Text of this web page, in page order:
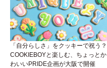
「自分らしさ」をクッキーで祝う？
COOKIEBOYと楽しむ、ちょっとか
わいいPRIDE企画が大阪で開催